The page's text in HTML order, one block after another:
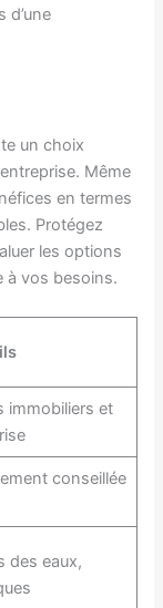
d’une
un choix
Même
en termes
Protégez
les options
à vos besoins.
immobiliers et
conseillée
des eaux,